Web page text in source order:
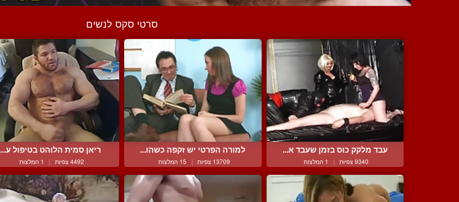
סרטי סקס לנשים
עבד מלקק כוס בזמן שעבד א...
9340 צפיות | 1 המלצות
למורה הפרטי יש זקפה כשהו...
13709 צפיות | 15 המלצות
ריאן סמית הלוהט בטיפול ע...
4492 צפיות | 1 המלצות